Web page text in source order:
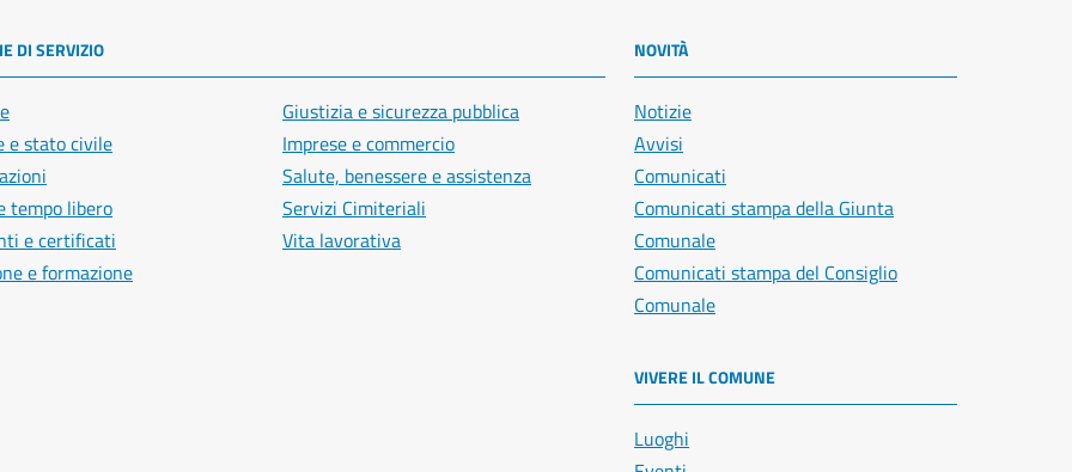
DI SERVIZIO
e stato civile
tempo libero
e certificati
e formazione
Giustizia e sicurezza pubblica
Imprese e commercio
Salute, benessere e assistenza
Servizi Cimiteriali
Vita lavorativa
NOVITÀ
Notizie
Avvisi
Comunicati
Comunicati stampa della Giunta
Comunale
Comunicati stampa del Consiglio
Comunale
VIVERE IL COMUNE
Luoghi